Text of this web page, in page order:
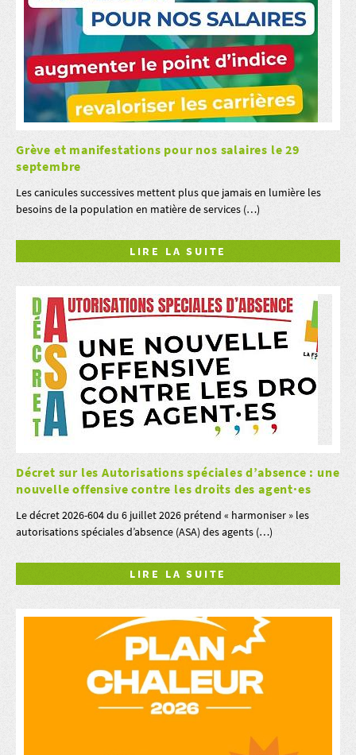
Grève et manifestations pour nos salaires le 29
septembre
Les canicules successives mettent plus que jamais en lumière les
besoins de la population en matière de services (…)
LIRE LA SUITE
Décret sur les Autorisations spéciales d’absence : une
nouvelle offensive contre les droits des agent·es
Le décret 2026-604 du 6 juillet 2026 prétend « harmoniser » les
autorisations spéciales d’absence (ASA) des agents (…)
LIRE LA SUITE